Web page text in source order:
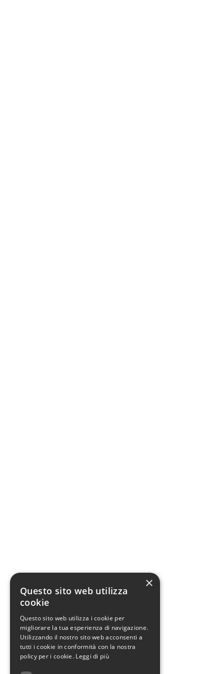
×
Questo sito web utilizza
cookie
Questo sito web utilizza i cookie per
migliorare la tua esperienza di navigazione.
Utilizzando il nostro sito web acconsenti a
tutti i cookie in conformità con la nostra
policy per i cookie. Leggi di più